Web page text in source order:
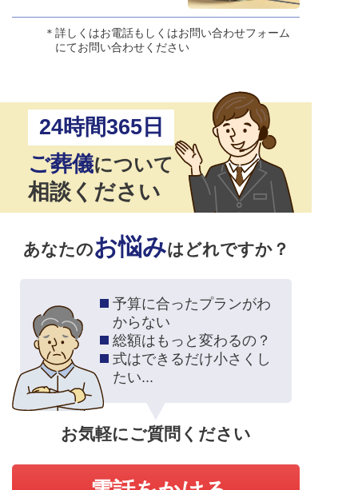
詳しくはお電話もしくはお問い合わせフォーム
にてお問い合わせください
24時間365日
ご葬儀について
相談ください
あなたのお悩みはどれですか？
予算に合ったプランがわ
からない
総額はもっと変わるの？
式はできるだけ小さくし
たい...
お気軽にご質問ください